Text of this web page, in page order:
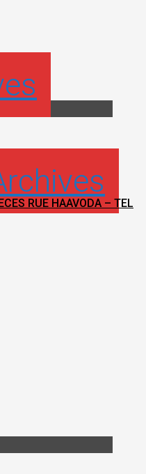
RUE HAAVODA – TEL